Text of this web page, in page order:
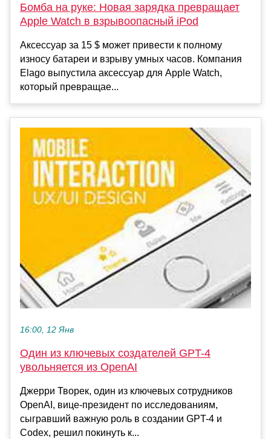
Бомба на руке: Новая зарядка превращает
Apple Watch в взрывоопасный iPod
Аксессуар за 15 $ может привести к полному
износу батареи и взрыву умных часов. Компания
Elago выпустила аксессуар для Apple Watch,
который превращае...
16:00, 12 Янв
Один из ключевых создателей GPT-4
увольняется из OpenAI
Джерри Творек, один из ключевых сотрудников
OpenAI, вице-президент по исследованиям,
сыгравший важную роль в создании GPT-4 и
Codex, решил покинуть к...